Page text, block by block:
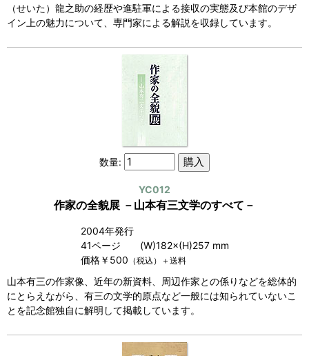
（せいた）龍之助の経歴や進駐軍による接収の実態及び本館のデザ
イン上の魅力について、専門家による解説を収録しています。
数量:
YC012
作家の全貌展 －山本有三文学のすべて－
2004年発行
41ページ (W)182×(H)257 mm
価格￥500 （税込）＋送料
山本有三の作家像、近年の新資料、周辺作家との係りなどを総体的
にとらえながら、有三の文学的原点など一般には知られていないこ
とを記念館独自に解明して掲載しています。